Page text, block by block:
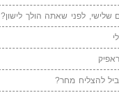
לפני שאתה הולך לישון?
להצליח מחר?